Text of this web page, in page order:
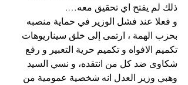
ذلك لم يفتح اي تحقيق معه….
و فعلا عند فشل الوزير في حماية منصبه
بحزب الهمة ، ارتمى إلى خلق سيناريوهات
تكميم الافواه و تكميم حرية التعبير و رفع
شكاوى ضد كل من انتقده، و نسي السيد
وهبي وزير العدل انه شخصية عمومية من